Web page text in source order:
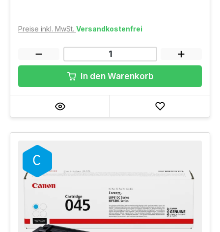
Preise inkl. MwSt. Versandkostenfrei
In den Warenkorb